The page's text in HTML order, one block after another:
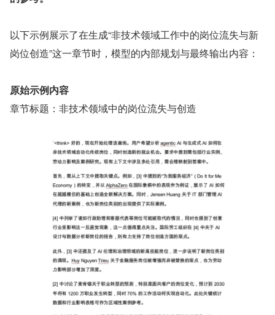
以下示例展示了在生成“非技术领域工作中的岗位流失与新
岗位创造”这一章节时，模型的内部规划与最终输出内容：
原始示例内容
章节标题：非技术领域中的岗位流失与创造